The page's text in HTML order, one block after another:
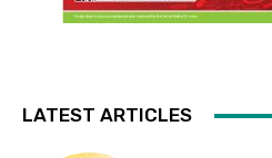
LATEST ARTICLES